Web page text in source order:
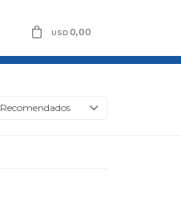
USD0,00
Recomendados